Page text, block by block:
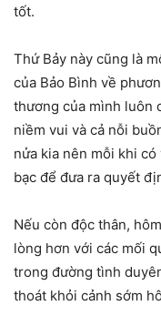
tốt.
Thứ Bảy này cũng là
của Bảo Bình về
thương của mình luôn
niềm vui và cả nỗi
nửa kia nên mỗi khi
bạc để đưa ra quyết
Nếu còn độc thân,
lòng hơn với các mối
trong đường tình
thoát khỏi cảnh sớm